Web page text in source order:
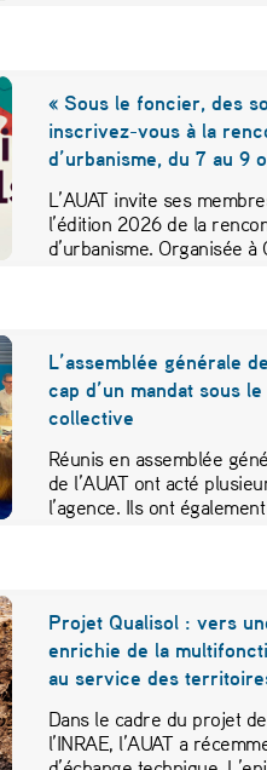
« Sous le foncier, des
inscrivez-vous à la
d’urbanisme, du 7 au 9
L’AUAT invite ses
l’édition 2026 de la
d’urbanisme. Organisée à
L’assemblée générale
cap d’un mandat sous
collective
Réunis en assemblée
de l’AUAT ont acté
l’agence. Ils ont
Projet Qualisol : vers
enrichie de la
au service des
Dans le cadre du projet
l’INRAE, l’AUAT a